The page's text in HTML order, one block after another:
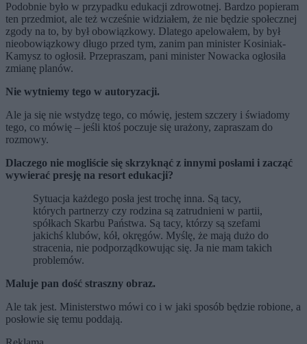
Podobnie było w przypadku edukacji zdrowotnej. Bardzo popieram
ten przedmiot, ale też wcześnie widziałem, że nie będzie społecznej
zgody na to, by był obowiązkowy. Dlatego apelowałem, by był
nieobowiązkowy długo przed tym, zanim pan minister Kosiniak-
Kamysz to ogłosił. Przepraszam, pani minister Nowacka ogłosiła
zmianę planów.
Nie wytniemy tego w autoryzacji.
Ale ja się nie wstydzę tego, co mówię, jestem szczery i świadomy
tego, co mówię – jeśli ktoś poczuje się urażony, zapraszam do
rozmowy.
Dlaczego nie mogliście się skrzyknąć z innymi posłami i zacząć
wywierać presję na resort edukacji?
Sytuacja każdego posła jest trochę inna. Są tacy,
których partnerzy czy rodzina są zatrudnieni w partii,
spółkach Skarbu Państwa. Są tacy, którzy są szefami
jakichś klubów, kół, okręgów. Myślę, że mają dużo do
stracenia, nie podporządkowując się. Ja nie mam takich
problemów.
Maluje pan dość straszny obraz.
Ale tak jest. Ministerstwo mówi co i w jaki sposób będzie robione, a
posłowie się temu poddają.